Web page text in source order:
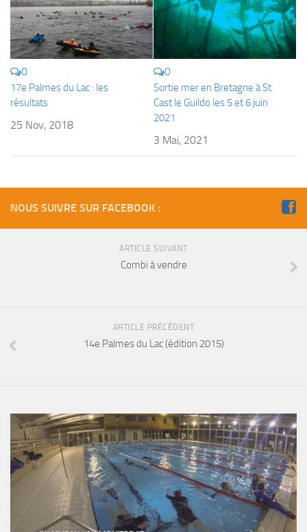
0
17e Palmes du Lac : les
résultats
25 Nov, 2018
0
Sortie mer en Bretagne à St
Cast le Guildo les 5 et 6 juin
2021
3 Mai, 2021
NOUS SUIVRE SUR FACEBOOK :
ARTICLE SUIVANT
Combi à vendre
ARTICLE PRÉCÉDENT
14e Palmes du Lac (édition 2015)